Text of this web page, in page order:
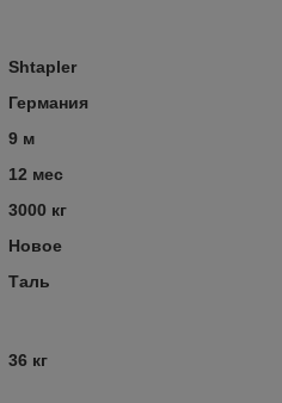
Shtapler
Германия
9 м
12 мес
3000 кг
Новое
Таль
36 кг